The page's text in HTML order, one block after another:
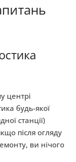
центрі
будь-якої
станції)
після огляду
ви нічого